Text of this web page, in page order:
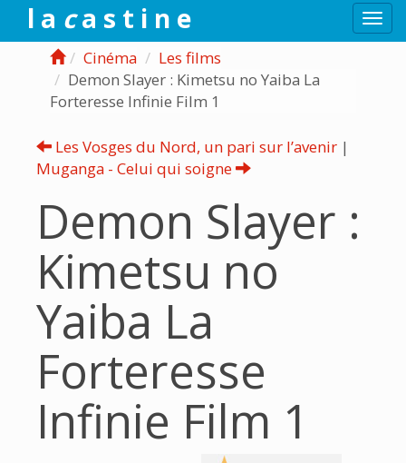
l a ca s t i n e
Cinéma
Les films
Demon Slayer : Kimetsu no Yaiba La
Forteresse Infinie Film 1
Les Vosges du Nord, un pari sur l’avenir |
Muganga - Celui qui soigne
Demon Slayer :
Kimetsu no
Yaiba La
Forteresse
Infinie Film 1